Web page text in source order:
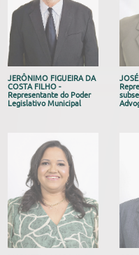
JERÔNIMO FIGUEIRA DA
COSTA FILHO -
Representante do Poder
Legislativo Municipal